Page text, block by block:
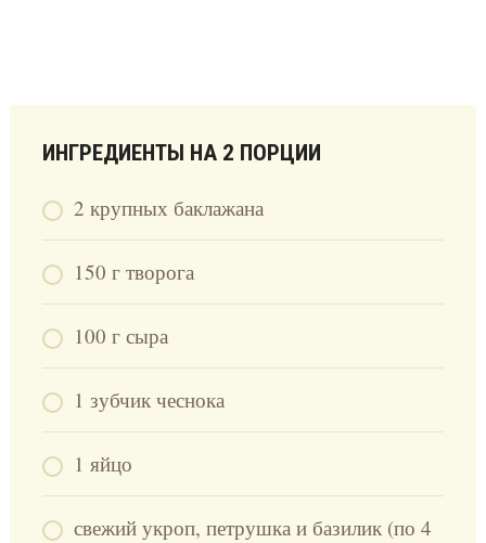
ИНГРЕДИЕНТЫ НА 2 ПОРЦИИ
2 крупных баклажана
150 г творога
100 г сыра
1 зубчик чеснока
1 яйцо
свежий укроп, петрушка и базилик (по 4